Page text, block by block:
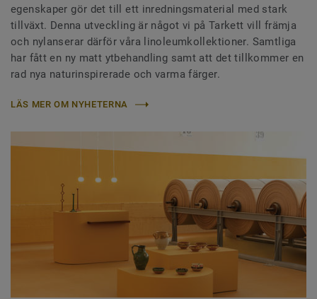
egenskaper gör det till ett inredningsmaterial med stark
tillväxt. Denna utveckling är något vi på Tarkett vill främja
och nylanserar därför våra linoleumkollektioner. Samtliga
har fått en ny matt ytbehandling samt att det tillkommer en
rad nya naturinspirerade och varma färger.
LÄS MER OM NYHETERNA